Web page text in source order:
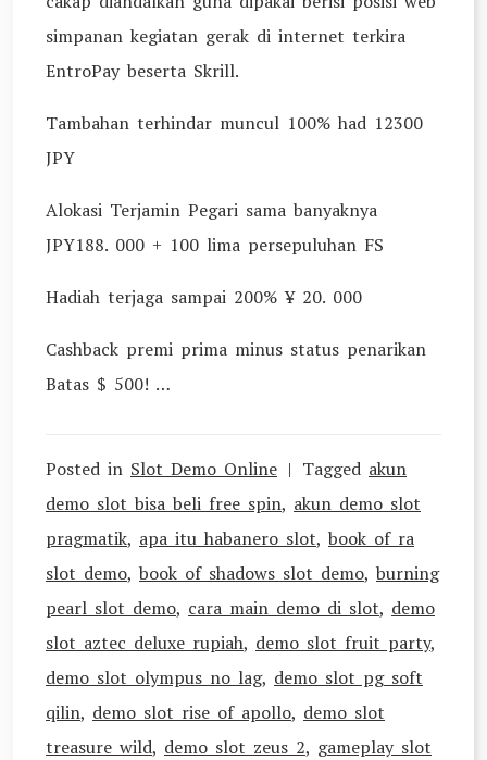
simpanan kegiatan gerak di internet terkira
EntroPay beserta Skrill.
Tambahan terhindar muncul 100% had 12300
JPY
Alokasi Terjamin Pegari sama banyaknya
JPY188. 000 + 100 lima persepuluhan FS
Hadiah terjaga sampai 200% ¥ 20. 000
Cashback premi prima minus status penarikan
Batas $ 500! …
Posted in Slot Demo Online Tagged akun
demo slot bisa beli free spin, akun demo slot
pragmatik, apa itu habanero slot, book of ra
slot demo, book of shadows slot demo, burning
pearl slot demo, cara main demo di slot, demo
slot aztec deluxe rupiah, demo slot fruit party,
demo slot olympus no lag, demo slot pg soft
qilin, demo slot rise of apollo, demo slot
treasure wild, demo slot zeus 2, gameplay slot